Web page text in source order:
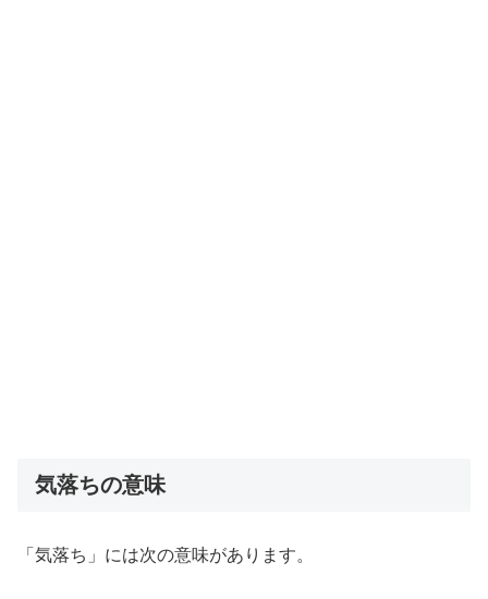
気落ちの意味
「気落ち」には次の意味があります。